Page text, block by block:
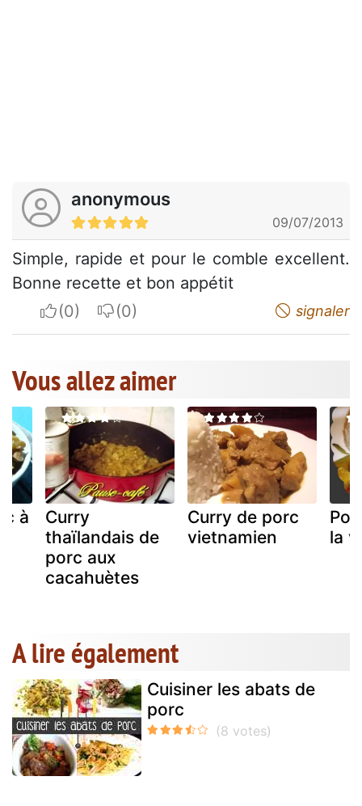
anonymous
09/07/2013
Simple, rapide et pour le comble excellent.
Bonne recette et bon appétit
I apreciateI do not appreciate signaler
Vous allez aimer
à
Curry
thaïlandais de
porc aux
cacahuètes
Curry de porc
vietnamien
la
A lire également
Cuisiner les abats de
porc